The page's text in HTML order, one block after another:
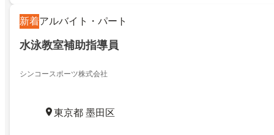
新着アルバイト・パート
水泳教室補助指導員
シンコースポーツ株式会社
東京都 墨田区